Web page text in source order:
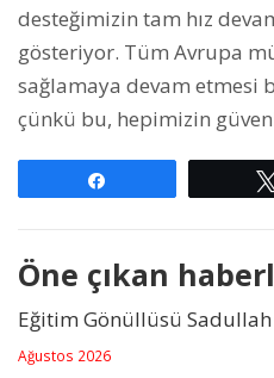
desteğimizin tam hız
gösteriyor. Tüm Avrupa
sağlamaya devam etmesi
çünkü bu, hepimizin
Öne çıkan
Eğitim Gönüllüsü
Ağustos 2026